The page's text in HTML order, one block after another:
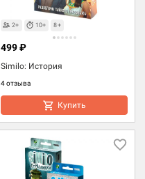
2+ 10+ 8+
Similo: История
4 отзыва
499 ₽
Купить